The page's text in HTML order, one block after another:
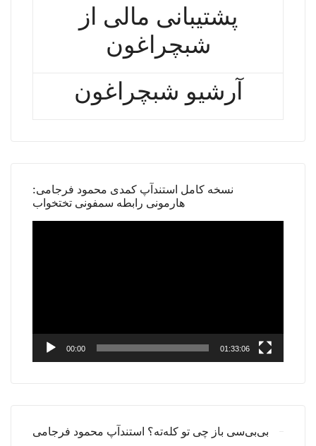
پشتیبانی مالی از
شبچراغون
آرشیو شبچراغون
نسخه کامل استندآپ کمدی محمود فرجامی:
هارمونی رابطه سمفونی تختخواب
00:00 01:33:06
بی‌بی‌سی باز چی تو کله‌ته؟ استندآپ محمود فرجامی